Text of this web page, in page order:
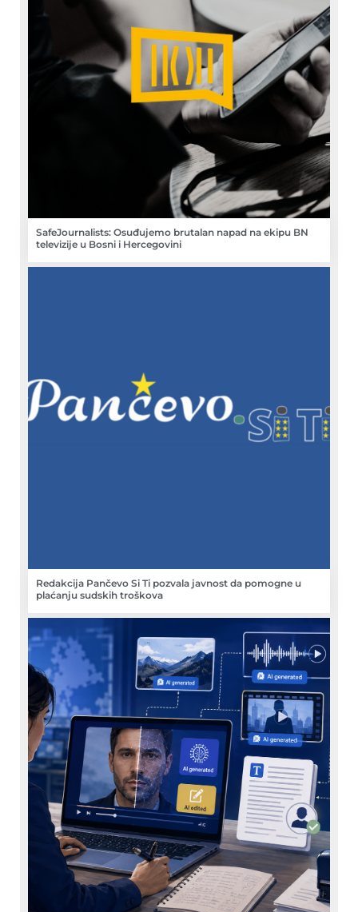
SafeJournalists: Osuđujemo brutalan napad na ekipu BN
televizije u Bosni i Hercegovini
Redakcija Pančevo Si Ti pozvala javnost da pomogne u
plaćanju sudskih troškova